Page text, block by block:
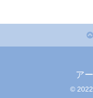
ア
© 2022